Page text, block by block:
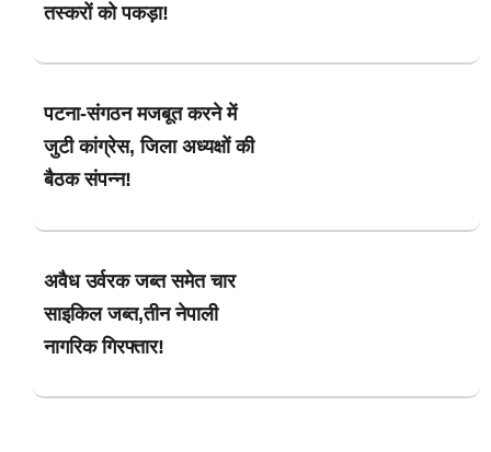
तस्करों को पकड़ा!
पटना-संगठन मजबूत करने में
जुटी कांग्रेस, जिला अध्यक्षों की
बैठक संपन्न!
अवैध उर्वरक जब्त समेत चार
साइकिल जब्त,तीन नेपाली
नागरिक गिरफ्तार!